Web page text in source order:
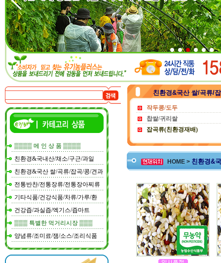
▒▒▒▒ 메 인 상 품 ▒▒▒▒
친환경&국내산/채소/구근/과일
친환경&국산 쌀/곡류/잡곡/콩/견과
전통반찬/전통장류/전통장아찌류
기타식품/건강식품/차류/가루/환
건강즙/과실즙/엑기스/즙마트
▒▒▒ 특별한 먹거리시장 ▒▒▒
양념류/조미료/잼/소스/조리식품
친환경&국산 쌀/곡류/
작두콩/도두
찹쌀/귀리쌀
잡곡류(친환경재배)
HOME > 친환경&